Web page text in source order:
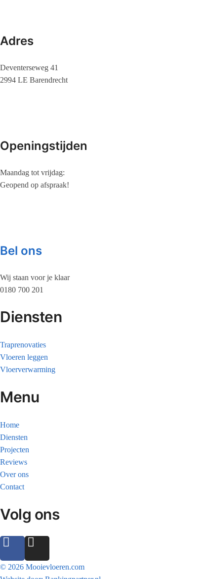
Adres
Deventerseweg 41
2994 LE Barendrecht
Openingstijden
Maandag tot vrijdag:
Geopend op afspraak!
Bel ons
Wij staan voor je klaar
0180 700 201
Diensten
Traprenovaties
Vloeren leggen
Vloerverwarming
Menu
Home
Diensten
Projecten
Reviews
Over ons
Contact
Volg ons
© 2026 Mooievloeren.com